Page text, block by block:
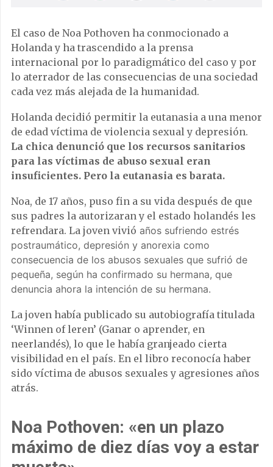
El caso de Noa Pothoven ha conmocionado a
Holanda y ha trascendido a la prensa
internacional por lo paradigmático del caso y por
lo aterrador de las consecuencias de una sociedad
cada vez más alejada de la humanidad.
Holanda decidió permitir la eutanasia a una menor
de edad víctima de violencia sexual y depresión.
La chica denunció que los recursos sanitarios
para las víctimas de abuso sexual eran
insuficientes. Pero la eutanasia es barata.
Noa, de 17 años, puso fin a su vida después de que
sus padres la autorizaran y el estado holandés les
refrendara. La joven vivió años sufriendo estrés
postraumático, depresión y anorexia como
consecuencia de los abusos sexuales que sufrió de
pequeña, según ha confirmado su hermana, que
denuncia ahora la intención de su hermana.
La joven había publicado su autobiografía titulada
‘Winnen of leren’ (Ganar o aprender, en
neerlandés), lo que le había granjeado cierta
visibilidad en el país. En el libro reconocía haber
sido víctima de abusos sexuales y agresiones años
atrás.
Noa Pothoven: «en un plazo
máximo de diez días voy a estar